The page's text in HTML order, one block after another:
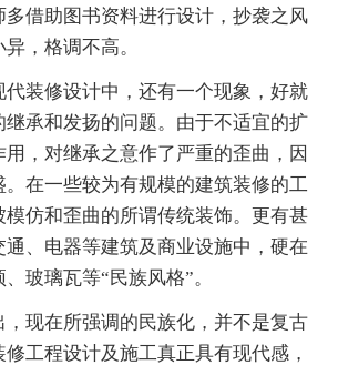
多借助图书资料进行设计，抄袭之风
，格调不高。
装修设计中，还有一个现象，好就
继承和发扬的问题。由于不适宜的扩
，对继承之意作了严重的歪曲，因
在一些较为有规模的建筑装修的工
模仿和歪曲的所谓传统装饰。更有甚
、电器等建筑及商业设施中，硬在
玻璃瓦等“民族风格”。
现在所强调的民族化，并不是复古
工程设计及施工真正具有现代感，